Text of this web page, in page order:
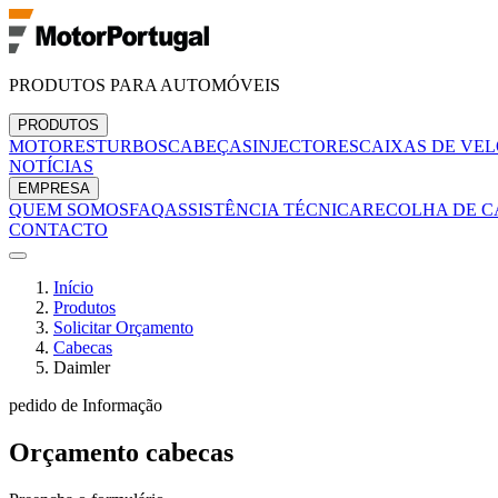
PRODUTOS PARA AUTOMÓVEIS
PRODUTOS
MOTORESTURBOSCABEÇASINJECTORESCAIXAS DE
NOTÍCIAS
EMPRESA
QUEM SOMOSFAQASSISTÊNCIA TÉCNICARECOLHA DE
CONTACTO
Início
Produtos
Solicitar Orçamento
Cabecas
Daimler
pedido de Informação
Orçamento cabecas